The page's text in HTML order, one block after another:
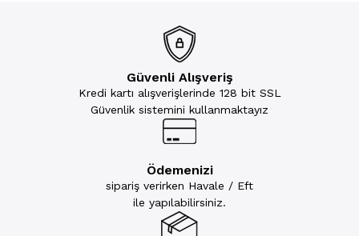
Güvenli Alışveriş
Kredi kartı alışverişlerinde 128 bit SSL
Güvenlik sistemini kullanmaktayız
Ödemenizi
sipariş verirken Havale / Eft
ile yapılabilirsiniz.